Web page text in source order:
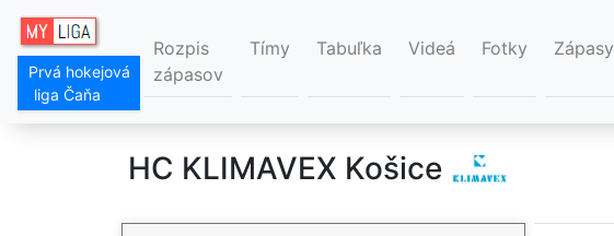
Prvá hokejová
liga Čaňa
Rozpis
zápasov
Tímy Tabuľka Videá Fotky Zápasy
HC KLIMAVEX Košice